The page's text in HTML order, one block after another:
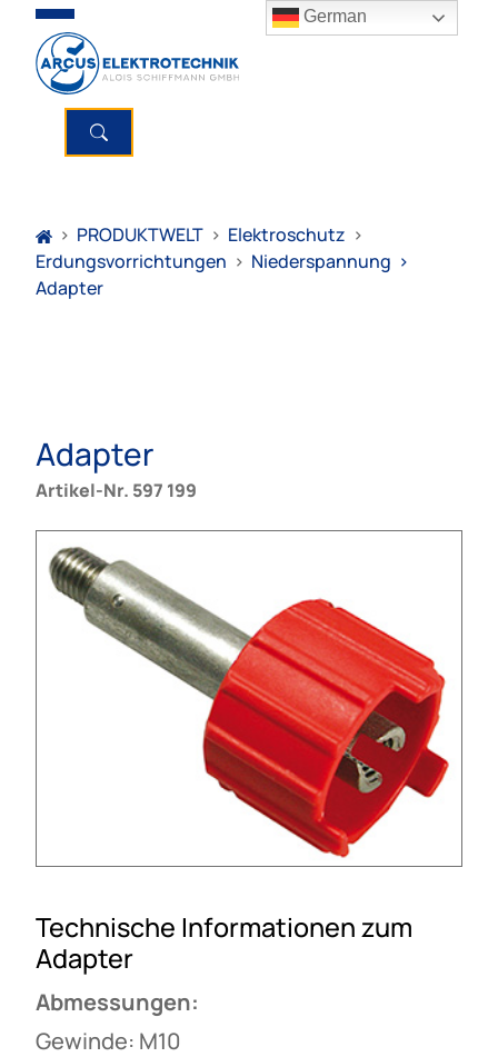
> PRODUKTWELT > Elektroschutz >
Erdungsvorrichtungen > Niederspannung >
Adapter
Adapter
Artikel-Nr. 597 199
Technische Informationen zum
Adapter
Abmessungen:
Gewinde: M10
German